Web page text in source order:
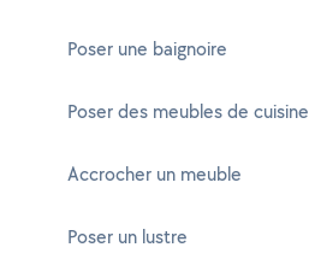
Poser une baignoire
Poser des meubles de cuisine
Accrocher un meuble
Poser un lustre